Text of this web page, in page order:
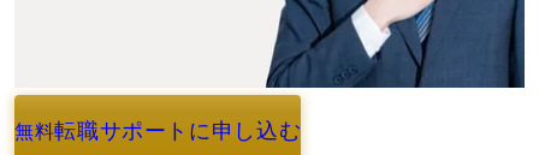
無料転職サポートに申し込む
よくあるご質問